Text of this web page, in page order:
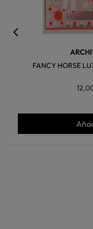
FANCY HORSE